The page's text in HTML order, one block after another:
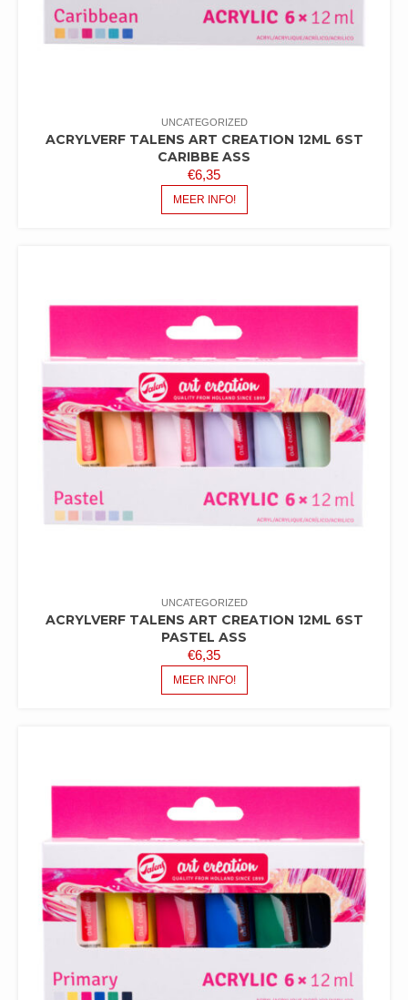
UNCATEGORIZED
ACRYLVERF TALENS ART CREATION 12ML 6ST
CARIBBE ASS
€6,35
MEER INFO!
UNCATEGORIZED
ACRYLVERF TALENS ART CREATION 12ML 6ST
PASTEL ASS
€6,35
MEER INFO!